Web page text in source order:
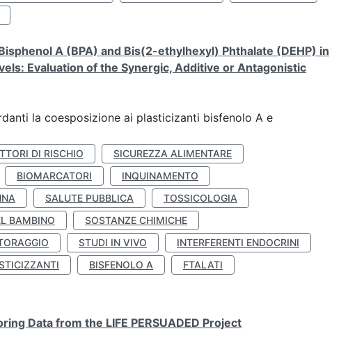
A (BPA) and Bis(2-ethylhexyl) Phthalate (DEHP) in
Evaluation of the Synergic, Additive or Antagonistic
la coesposizione ai plasticizanti bisfenolo A e
DI RISCHIO
SICUREZZA ALIMENTARE
BIOMARCATORI
INQUINAMENTO
SALUTE PUBBLICA
TOSSICOLOGIA
BAMBINO
SOSTANZE CHIMICHE
STUDI IN VIVO
INTERFERENTI ENDOCRINI
BISFENOLO A
FTALATI
Data from the LIFE PERSUADED Project